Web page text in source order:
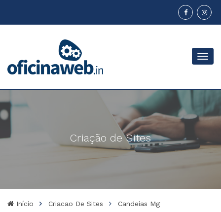
Menu
Criação de Sites
Início Criacao De Sites Candeias Mg